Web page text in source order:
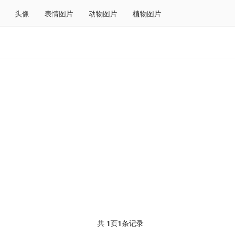
头像 表情图片 动物图片 植物图片
共 1页1条记录